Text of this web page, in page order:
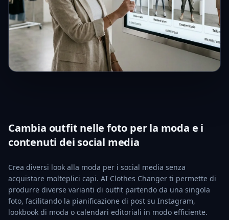
Cambia outfit nelle foto per la moda e i
contenuti dei social media
Crea diversi look alla moda per i social media senza
acquistare molteplici capi. AI Clothes Changer ti permette di
produrre diverse varianti di outfit partendo da una singola
foto, facilitando la pianificazione di post su Instagram,
lookbook di moda o calendari editoriali in modo efficiente.